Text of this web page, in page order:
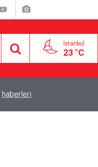
İstanbul
23 °C
haberleri